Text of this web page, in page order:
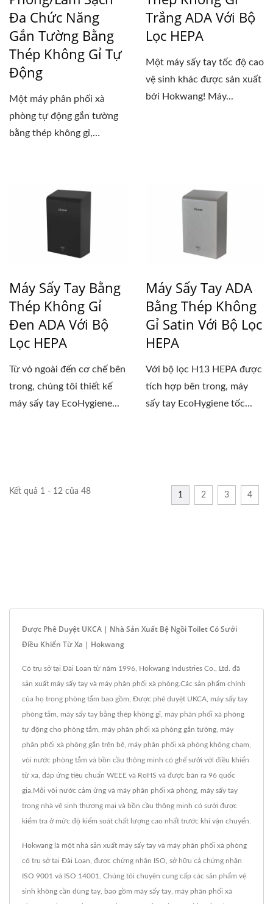
Đa Chức Năng
Gắn Tường Bằng
Thép Không Gỉ Tự
Động
Một máy phân phối xà
phòng tự động gắn tường
bằng thép không gỉ,
Trắng ADA Với Bộ
Lọc HEPA
Một máy sấy tay tốc độ cao
vệ sinh khác được sản xuất
bởi Hokwang! Máy...
Máy Sấy Tay Bằng
Thép Không Gỉ
Đen ADA Với Bộ
Lọc HEPA
Từ vỏ ngoài đến cơ chế bên
trong, chúng tôi thiết kế
máy sấy tay EcoHygiene...
Máy Sấy Tay ADA
Bằng Thép Không
Gỉ Satin Với Bộ Lọc
HEPA
Với bộ lọc H13 HEPA được
tích hợp bên trong, máy
sấy tay EcoHygiene tốc...
Kết quả 1 - 12 của 48 1 2 3 4
Được Phê Duyệt UKCA | Nhà Sản Xuất Bệ Ngồi Toilet Có Sưởi
Điều Khiển Từ Xa | Hokwang
Có trụ sở tại Đài Loan từ năm 1996, Hokwang Industries Co., Ltd. đã
sản xuất máy sấy tay và máy phân phối xà phòng.Các sản phẩm chính
của họ trong phòng tắm bao gồm, Được phê duyệt UKCA, máy sấy tay
phòng tắm, máy sấy tay bằng thép không gỉ, máy phân phối xà phòng
tự động cho phòng tắm, máy phân phối xà phòng gắn tường, máy
phân phối xà phòng gắn trên bệ, máy phân phối xà phòng không chạm,
vòi nước phòng tắm và bồn cầu thông minh có ghế sưởi với điều khiển
từ xa, đáp ứng tiêu chuẩn WEEE và RoHS và được bán ra 96 quốc
gia.Mỗi vòi nước cảm ứng và máy phân phối xà phòng, máy sấy tay
trong nhà vệ sinh thương mại và bồn cầu thông minh có sưởi được
kiểm tra ở mức độ kiểm soát chất lượng cao nhất trước khi vận chuyển.
Hokwang là một nhà sản xuất máy sấy tay và máy phân phối xà phòng
có trụ sở tại Đài Loan, được chứng nhận ISO, sở hữu cả chứng nhận
ISO 9001 và ISO 14001. Chúng tôi chuyên cung cấp các sản phẩm vệ
sinh không cần dùng tay, bao gồm máy sấy tay, máy phân phối xà